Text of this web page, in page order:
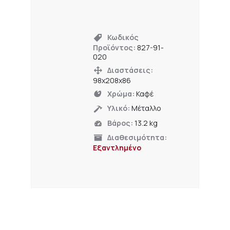
Κωδικός
Προϊόντος:827-91-
020
Διαστάσεις:
98x208x86
Χρώμα:Καφέ
Υλικό:Μέταλλο
Βάρος:13.2 kg
Διαθεσιμότητα:
Εξαντλημένο